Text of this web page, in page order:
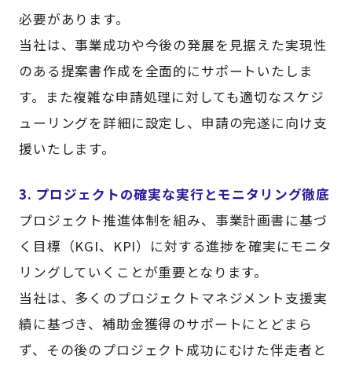
必要があります。
当社は、事業成功や今後の発展を見据えた実現性
のある提案書作成を全面的にサポートいたしま
す。また複雑な申請処理に対しても適切なスケジ
ューリングを詳細に設定し、申請の完遂に向け支
援いたします。
3. プロジェクトの確実な実行とモニタリング徹底
プロジェクト推進体制を組み、事業計画書に基づ
く目標（KGI、KPI）に対する進捗を確実にモニタ
リングしていくことが重要となります。
当社は、多くのプロジェクトマネジメント支援実
績に基づき、補助金獲得のサポートにとどまら
ず、その後のプロジェクト成功にむけた伴走者と